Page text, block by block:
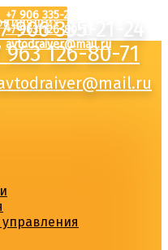
906 335-21-24
963 126-80-71
управления
+7 906 335-21-24
+7 963 126-80-71
avtodraiver@mail.ru